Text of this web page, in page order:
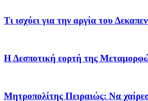
Τι ισχύει για την αργία του
Η Δεσποτική εορτή της
Μητροπολίτης Πειραιώς: Να